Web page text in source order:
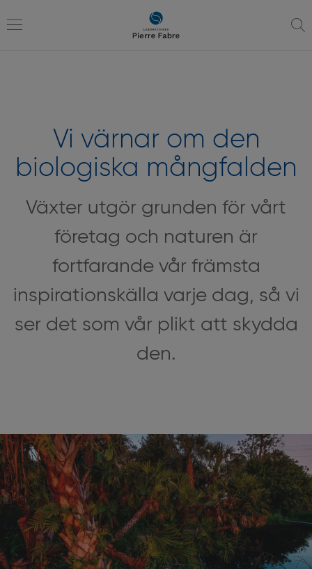
navigering
innehåll
Vi värnar om den
biologiska mångfalden
Växter utgör grunden för vårt
företag och naturen är
fortfarande vår främsta
inspirationskälla varje dag, så vi
ser det som vår plikt att skydda
den.